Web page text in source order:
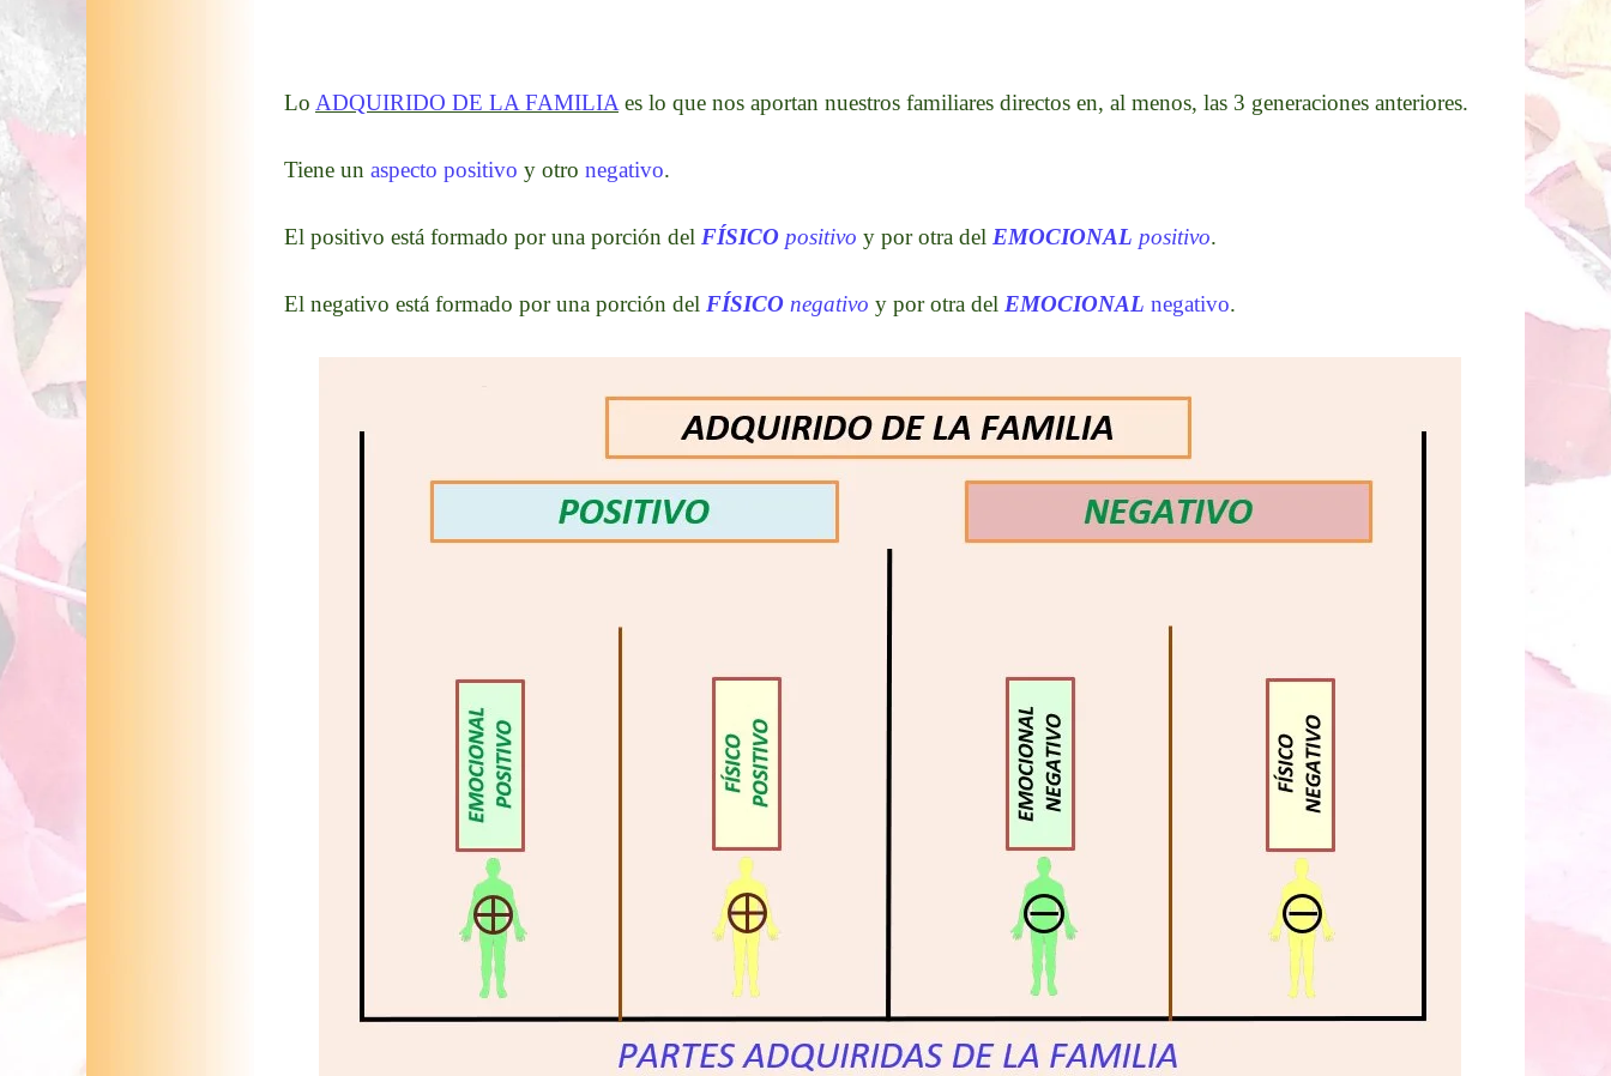
Lo ADQUIRIDO DE LA FAMILIA es lo que nos aportan nuestros familiares directos en, al menos, las 3 generaciones anteriores.
Tiene un aspecto positivo y otro negativo.
El positivo está formado por una porción del FÍSICO positivo y por otra del EMOCIONAL positivo.
El negativo está formado por una porción del FÍSICO negativo y por otra del EMOCIONAL negativo.